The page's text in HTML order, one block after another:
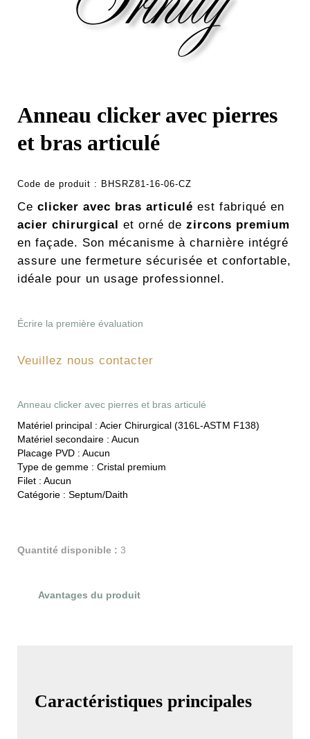
Anneau clicker avec pierres
et bras articulé
Code de produit : BHSRZ81-16-06-CZ
Ce clicker avec bras articulé est fabriqué en
acier chirurgical et orné de zircons premium
en façade. Son mécanisme à charnière intégré
assure une fermeture sécurisée et confortable,
idéale pour un usage professionnel.
Écrire la première évaluation
Veuillez nous contacter
Anneau clicker avec pierres et bras articulé
Matériel principal : Acier Chirurgical (316L-ASTM F138)
Matériel secondaire : Aucun
Placage PVD : Aucun
Type de gemme : Cristal premium
Filet : Aucun
Catégorie : Septum/Daith
Quantité disponible : 3
Avantages du produit
Caractéristiques principales